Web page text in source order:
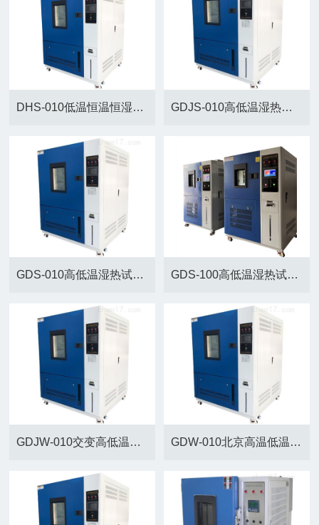
DHS-010低温恒温恒湿试验机 GDJS-010高低温湿热试验箱
GDS-010高低温湿热试验机箱 GDS-100高低温湿热试验机
GDJW-010交变高低温试验箱 GDW-010北京高温低温试验设备